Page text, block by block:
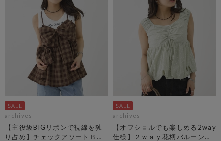
archives
【主役級BIGリボンで視線を独
り占め】チェックアソートＢＩ
archives
【オフショルでも楽しめる2way
仕様】２ｗａｙ花柄バルーンペ